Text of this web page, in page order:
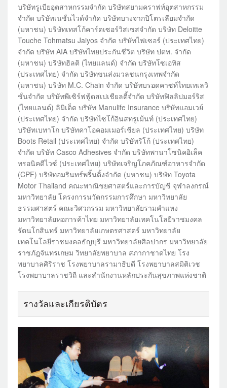
บริษัทรูเบียอุตสาหกรรมจำกัด บริษัทสยามคราฟท์อุตสาหกรรม
จำกัด บริษัทเนชั่นไวด์จำกัด บริษัทบางจากปิโตรเลียมจำกัด
(มหาชน) บริษัทเทสโก้คาร์ดเซอร์วิสเซสจำกัด บริษัท Deloitte
Touche Tohmatsu Jaiyos จำกัด บริษัทไฟเซอร์ (ประเทศไทย)
จำกัด บริษัท AIA บริษัทไทยประกันชีวิต บริษัท ปตท. จำกัด
(มหาชน) บริษัทฮิลติ (ไทยแลนด์) จำกัด บริษัทโซเอทิส
(ประเทศไทย) จำกัด บริษัทขนส่งมวลชนกรุงเทพจำกัด
(มหาชน) บริษัท M.C. Chain จำกัด บริษัทบรอดคาซท์ไทยเทเลวิ
ชั่นจำกัด บริษัทพีเซิร์ฟฟู้ดสเปเชียลตี้จำกัด บริษัทฟิลลิปมอร์ริส
(ไทยแลนด์) ลิมิเต็ด บริษัท Manulife Insurance บริษัทแอมเวย์
(ประเทศไทย) จำกัด บริษัทไซโก้อินสทรูเม้นท์ (ประเทศไทย)
บริษัทเบทาโก บริษัทคาโอคอมเมอร์เชียล (ประเทศไทย) บริษัท
Boots Retail (ประเทศไทย) จำกัด บริษัทริโก้ (ประเทศไทย)
จำกัด บริษัท Casco Adhesives จำกัด บริษัทพานาโซนิคอิเล็ค
ทรอนิคดีไวซ์ (ประเทศไทย) บริษัทเจริญโภคภัณฑ์อาหารจำกัด
(CPF) บริษัทอมรินทร์พริ้นติ้งจำกัด (มหาชน) บริษัท Toyota
Motor Thailand คณะพาณิชยศาสตร์และการบัญชี จุฬาลงกรณ์
มหาวิทยาลัย โครงการนวัตกรรมการศึกษา มหาวิทยาลัย
ธรรมศาสตร์ คณะวิศวกรรม มหาวิทยาลัยรามคำแหง
มหาวิทยาลัยหอการค้าไทย มหาวิทยาลัยเทคโนโลยีราชมงคล
รัตนโกสินทร์ มหาวิทยาลัยเกษตรศาสตร์ มหาวิทยาลัย
เทคโนโลยีราชมงคลธัญบุรี มหาวิทยาลัยศิลปากร มหาวิทยาลัย
ราชภัฎจันทรเกษม วิทยาลัยพยาบาล สภากาชาดไทย โรง
พยาบาลศิริราช โรงพยาบาลรามาธิบดี โรงพยาบาลสมิติเวช
โรงพยาบาลราชวิถี และสำนักงานหลักประกันสุขภาพแห่งชาติ
รางวัลและเกียรติบัตร